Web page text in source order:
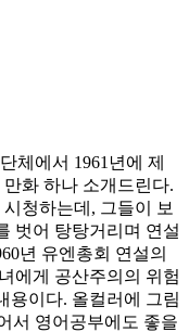
체에서 1961년에 제
화 하나 소개드린다.
청하는데, 그들이 보
벗어 탕탕거리며 연설
년 유엔총회 연설의
에게 공산주의의 위험
용이다. 올컬러에 그림
서 영어공부에도 좋을